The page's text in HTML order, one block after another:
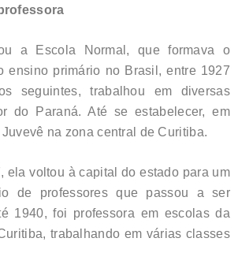
a Escola Normal, que formava o
ensino primário no Brasil, entre 1927
seguintes, trabalhou em diversas
do Paraná. Até se estabelecer, em
na zona central de Curitiba.
ela voltou à capital do estado para um
de professores que passou a ser
1940, foi professora em escolas da
trabalhando em várias classes